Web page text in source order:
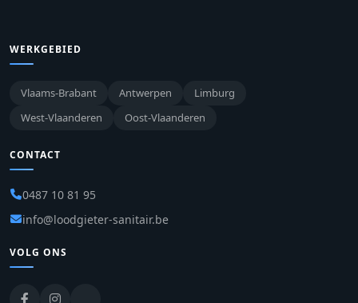
WERKGEBIED
Vlaams-Brabant Antwerpen
Limburg
West-Vlaanderen
Oost-Vlaanderen
CONTACT
0487 10 81 95
info@loodgieter-sanitair.be
VOLG ONS